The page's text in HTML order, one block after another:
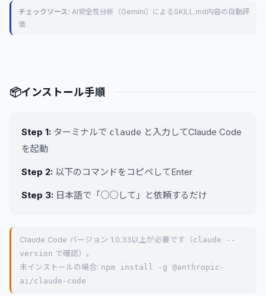
チェックソース: AI安全性分析（Gemini）によるSKILL.md内容の自動評
価
📦インストール手順
Step 1: ターミナルで claude と入力してClaude Code
を起動
Step 2: 以下のコマンドをコピペしてEnter
Step 3: 日本語で「○○して」と依頼するだけ
Claude Code バージョン 1.0.33以上が必要です（claude --
version で確認）。
未インストールの場合: npm install -g @anthropic-
ai/claude-code